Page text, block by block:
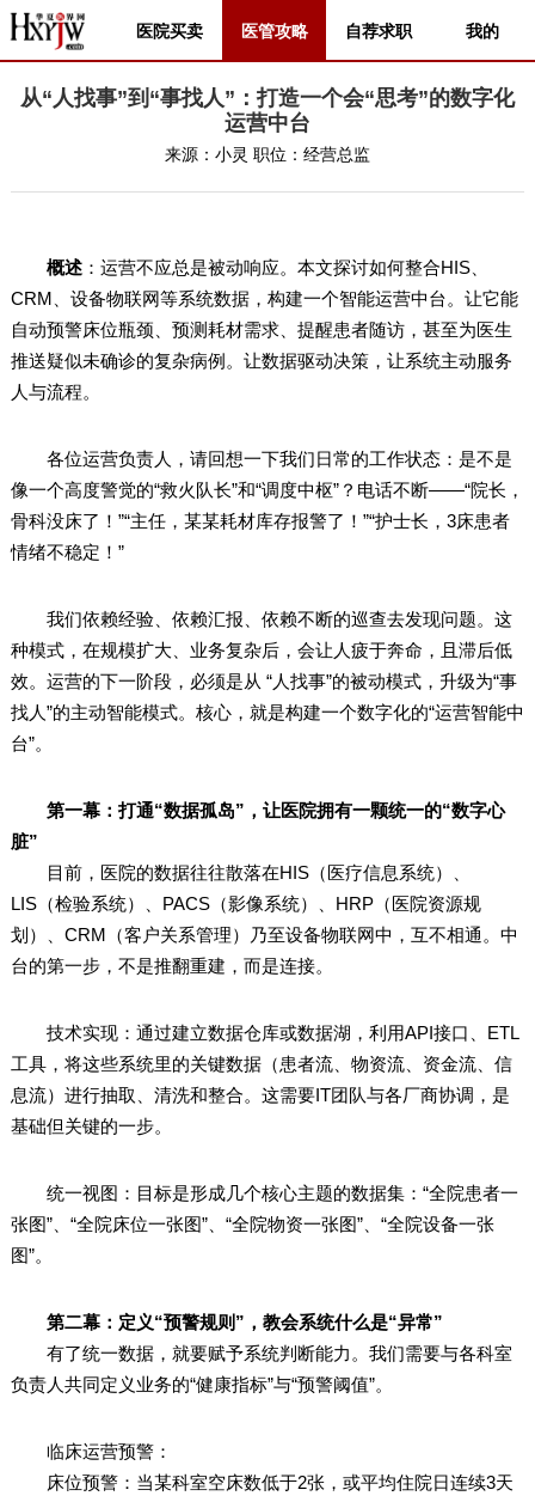
医院买卖 医管攻略 自荐求职 我的
从“人找事”到“事找人”：打造一个会“思考”的数字化
运营中台
来源： 小灵 职位： 经营总监
概述：运营不应总是被动响应。本文探讨如何整合HIS、
CRM、设备物联网等系统数据，构建一个智能运营中台。让它能
自动预警床位瓶颈、预测耗材需求、提醒患者随访，甚至为医生
推送疑似未确诊的复杂病例。让数据驱动决策，让系统主动服务
人与流程。
各位运营负责人，请回想一下我们日常的工作状态：是不是
像一个高度警觉的“救火队长”和“调度中枢”？电话不断——“院长，
骨科没床了！”“主任，某某耗材库存报警了！”“护士长，3床患者
情绪不稳定！”
我们依赖经验、依赖汇报、依赖不断的巡查去发现问题。这
种模式，在规模扩大、业务复杂后，会让人疲于奔命，且滞后低
效。运营的下一阶段，必须是从 “人找事”的被动模式，升级为“事
找人”的主动智能模式。核心，就是构建一个数字化的“运营智能中
台”。
第一幕：打通“数据孤岛”，让医院拥有一颗统一的“数字心
脏”
目前，医院的数据往往散落在HIS（医疗信息系统）、
LIS（检验系统）、PACS（影像系统）、HRP（医院资源规
划）、CRM（客户关系管理）乃至设备物联网中，互不相通。中
台的第一步，不是推翻重建，而是连接。
技术实现：通过建立数据仓库或数据湖，利用API接口、ETL
工具，将这些系统里的关键数据（患者流、物资流、资金流、信
息流）进行抽取、清洗和整合。这需要IT团队与各厂商协调，是
基础但关键的一步。
统一视图：目标是形成几个核心主题的数据集：“全院患者一
张图”、“全院床位一张图”、“全院物资一张图”、“全院设备一张
图”。
第二幕：定义“预警规则”，教会系统什么是“异常”
有了统一数据，就要赋予系统判断能力。我们需要与各科室
负责人共同定义业务的“健康指标”与“预警阈值”。
临床运营预警：
床位预警：当某科室空床数低于2张，或平均住院日连续3天